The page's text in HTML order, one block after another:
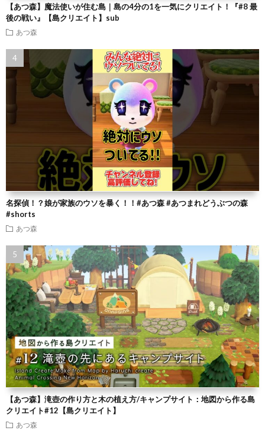
【あつ森】魔法使いが住む島｜島の4分の1を一気にクリエイト！『#8 最
後の戦い』【島クリエイト】sub
あつ森
名探偵！？娘が家族のウソを暴く！！#あつ森 #あつまれどうぶつの森
#shorts
あつ森
【あつ森】滝壺の作り方と木の植え方/キャンプサイト：地図から作る島
クリエイト#12【島クリエイト】
あつ森